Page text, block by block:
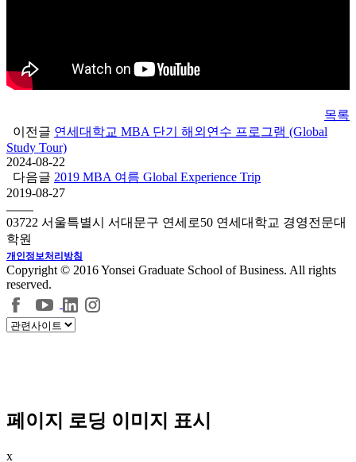
목록
이전글 연세대학교 MBA 단기 해외연수 프로그램 (Global
Study Tour)
2024-08-22
다음글 2019 MBA 여름 Global Experience Trip
2019-08-27
03722 서울특별시 서대문구 연세로50 연세대학교 경영전문대
학원
개인정보처리방침
Copyright © 2016 Yonsei Graduate School of Business. All rights
reserved.
페이지 로딩 이미지 표시
x